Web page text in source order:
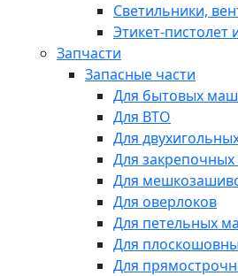
Светильники,
Этикет-пистолет
Запчасти
Запасные части
Для бытовых
Для ВТО
Для
Для
Для
Для оверлоков
Для петельных
Для
Для